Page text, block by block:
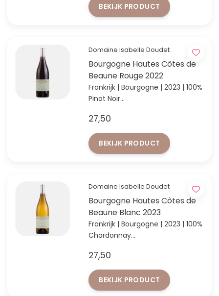
BEKIJK PRODUCT
Domaine Isabelle Doudet
Bourgogne Hautes Côtes de
Beaune Rouge 2022
Frankrijk | Bourgogne | 2023 | 100%
Pinot Noir
Isabelle Doudet
27,50
BEKIJK PRODUCT
Domaine Isabelle Doudet
Bourgogne Hautes Côtes de
Beaune Blanc 2023
Frankrijk | Bourgogne | 2023 | 100%
Chardonnay
aroma's van citrusfruit &
vuursteen
27,50
BEKIJK PRODUCT